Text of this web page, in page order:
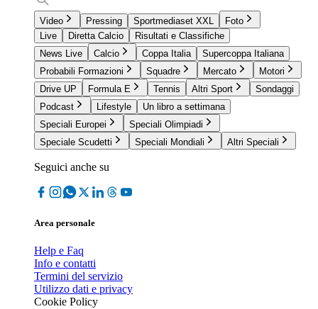
Video Pressing Sportmediaset XXL
Foto
Live
Diretta Calcio
Risultati e Classifiche
News Live
Calcio Coppa Italia
Supercoppa Italiana
Probabili Formazioni
Squadre Mercato
Motori
Drive UP
Formula E Tennis Altri Sport
Sondaggi
Podcast
Lifestyle
Un libro a settimana
Speciali Europei
Speciali Olimpiadi
Speciale Scudetti
Speciali Mondiali Altri Speciali
Seguici anche su
Area personale
Help e Faq
Info e contatti
Termini del servizio
Utilizzo dati e privacy
Cookie Policy